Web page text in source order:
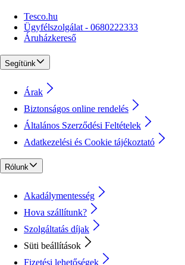
Tesco.hu
Ügyfélszolgálat - 0680222333
Áruházkereső
Segítünk
Árak
Biztonságos online rendelés
Általános Szerződési Feltételek
Adatkezelési és Cookie tájékoztató
Rólunk
Akadálymentesség
Hova szállítunk?
Szolgáltatás díjak
Süti beállítások
Fizetési lehetőségek